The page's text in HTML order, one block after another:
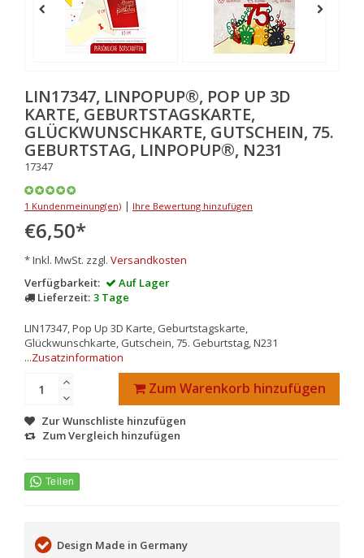
LIN17347, LINPOPUP®, POP UP 3D
KARTE, GEBURTSTAGSKARTE,
GLÜCKWUNSCHKARTE, GUTSCHEIN, 75.
GEBURTSTAG, LINPOPUP®, N231
17347
1 Kundenmeinung(en) | Ihre Bewertung hinzufügen
€6,50*
* Inkl. MwSt. zzgl. Versandkosten
Verfügbarkeit:
Auf Lager
Lieferzeit: 3 Tage
LIN17347, Pop Up 3D Karte, Geburtstagskarte,
Glückwunschkarte, Gutschein, 75. Geburtstag, N231
...Zusatzinformation
Zum Warenkorb hinzufügen
Zur Wunschliste hinzufügen
Zum Vergleich hinzufügen
Design Made in Germany